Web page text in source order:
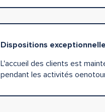
Dispositions
L'accueil des clients est
pendant les activités